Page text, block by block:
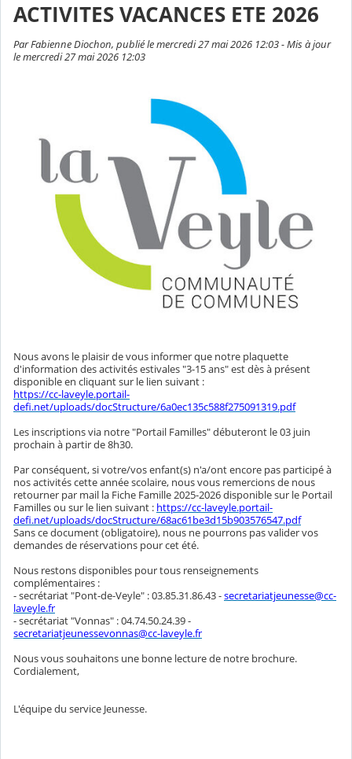
ACTIVITES VACANCES ETE 2026
Par Fabienne Diochon, publié le mercredi 27 mai 2026 12:03 - Mis à jour
le mercredi 27 mai 2026 12:03
Nous avons le plaisir de vous informer que notre plaquette
d'information des activités estivales "3-15 ans" est dès à présent
disponible en cliquant sur le lien suivant :
https://cc-laveyle.portail-
defi.net/uploads/docStructure/6a0ec135c588f275091319.pdf
Les inscriptions via notre "Portail Familles" débuteront le 03 juin
prochain à partir de 8h30.
Par conséquent, si votre/vos enfant(s) n'a/ont encore pas participé à
nos activités cette année scolaire, nous vous remercions de nous
retourner par mail la Fiche Famille 2025-2026 disponible sur le Portail
Familles ou sur le lien suivant : https://cc-laveyle.portail-
defi.net/uploads/docStructure/68ac61be3d15b903576547.pdf
Sans ce document (obligatoire), nous ne pourrons pas valider vos
demandes de réservations pour cet été.
Nous restons disponibles pour tous renseignements
complémentaires :
- secrétariat "Pont-de-Veyle" : 03.85.31.86.43 -secretariatjeunesse@cc-
laveyle.fr
- secrétariat "Vonnas" : 04.74.50.24.39 -
secretariatjeunessevonnas@cc-laveyle.fr
Nous vous souhaitons une bonne lecture de notre brochure.
Cordialement,
L'équipe du service Jeunesse.